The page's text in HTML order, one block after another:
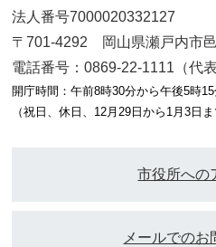
法人番号7000020332127
〒701-4292 岡山県瀬戸内市
電話番号：0869-22-1111（代表
開庁時間：午前8時30分から午後5時
（祝日、休日、12月29日から1月3日
市役所への
メールでのお